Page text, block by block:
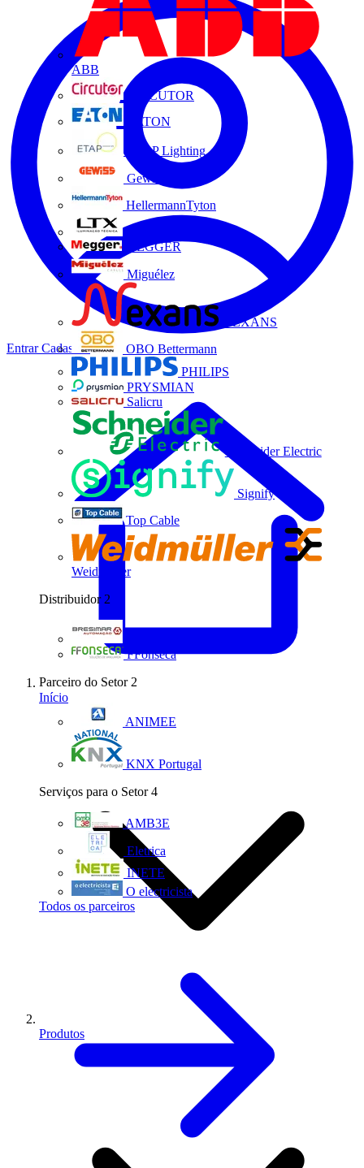
ABB
CIRCUTOR
EATON
ETAP Lighting
Gewiss
HellermannTyton
MEGGER
Miguélez
NEXANS
OBO Bettermann
PHILIPS
PRYSMIAN
Salicru
Schneider Electric
Signify
Top Cable
Weidmüller
Distribuidor 2
FFonseca
Parceiro do Setor 2
ANIMEE
KNX Portugal
Serviços para o Setor 4
AMB3E
Eletrica
INETE
O electricista
Todos os parceiros
EntrarCadastrar
Início
Produtos